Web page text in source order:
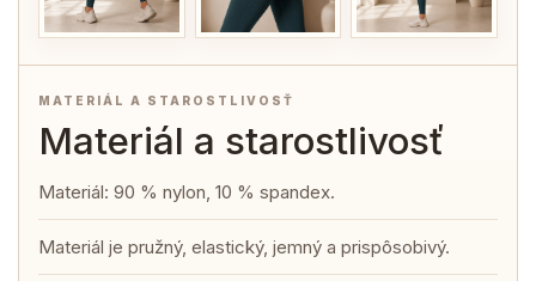
MATERIÁL A STAROSTLIVOSŤ
Materiál a starostlivosť
Materiál: 90 % nylon, 10 % spandex.
Materiál je pružný, elastický, jemný a prispôsobivý.